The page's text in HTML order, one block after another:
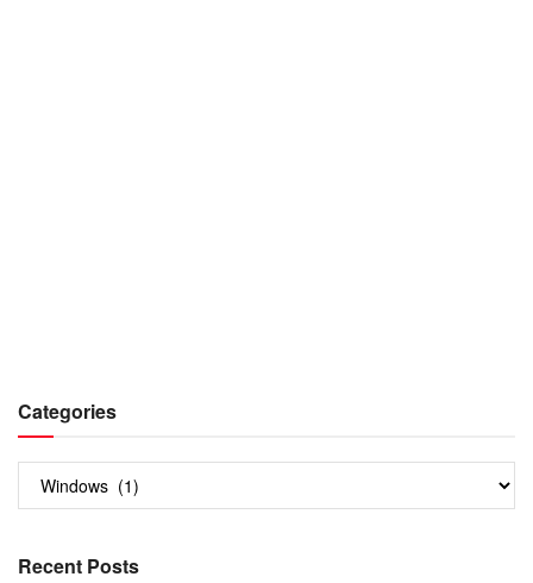
Categories
Recent Posts